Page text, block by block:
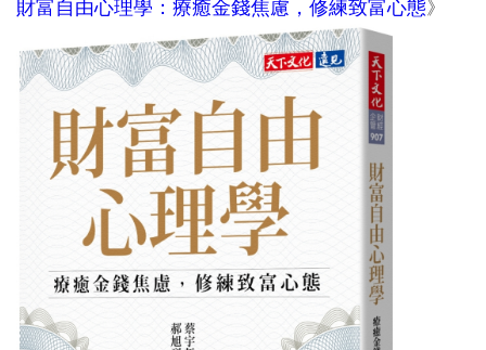
財富自由心理學：療癒金錢焦慮，修練致富心態》